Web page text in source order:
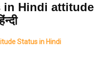
in Hindi attitude
Status in Hindi